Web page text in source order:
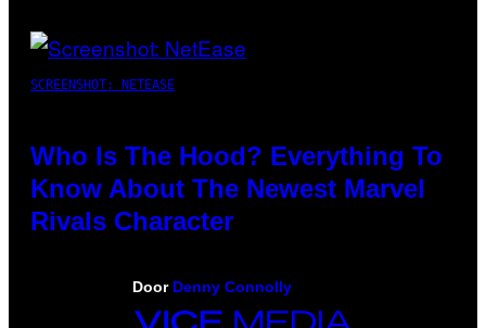
SCREENSHOT: NETEASE
Who Is The Hood? Everything To
Know About The Newest Marvel
Rivals Character
Door Denny Connolly
VICE